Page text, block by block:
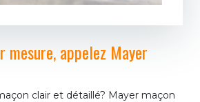
mesure, appelez Mayer
clair et détaillé? Mayer maçon